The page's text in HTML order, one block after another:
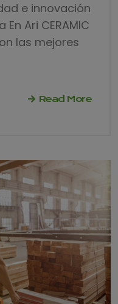
e innovación
Ari CERAMIC
las mejores
Read More